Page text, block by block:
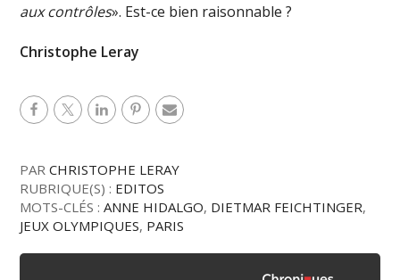
aux contrôles». Est-ce bien raisonnable ?
Christophe Leray
PARCHRISTOPHE LERAY
RUBRIQUE(S) : EDITOS
MOTS-CLÉS :ANNE HIDALGO, DIETMAR FEICHTINGER,
JEUX OLYMPIQUES, PARIS